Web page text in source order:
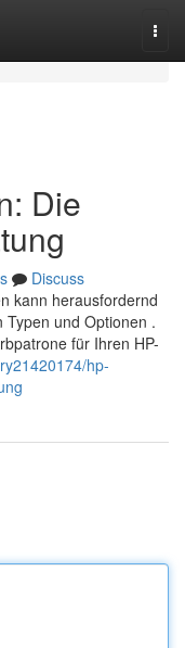
Die
Discuss
kann herausfordernd
und Optionen .
für Ihren HP-
hp-